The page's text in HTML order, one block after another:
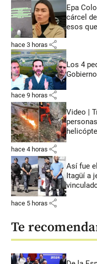
Epa
cárcel
esos
hace 3 horas share
Los 4
hace 9 horas share
Video |
hace 4 horas share
Así fue
Itagüí a
hace 5 horas share
Te